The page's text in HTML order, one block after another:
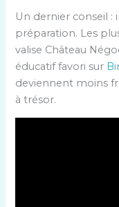
Un dernier conseil :
préparation. Les
valise Château
éducatif favori sur
deviennent moins
à trésor.